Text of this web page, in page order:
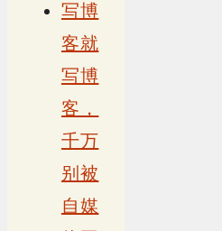
写博
客就
写博
客，
千万
别被
自媒